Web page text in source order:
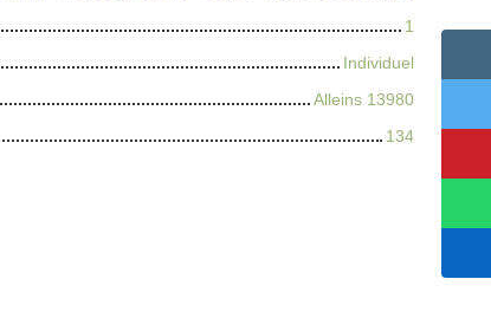
1
Individuel
Alleins 13980
134